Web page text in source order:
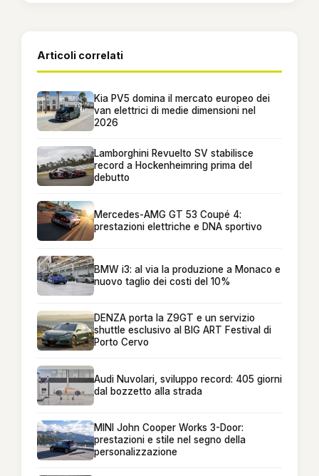
Articoli correlati
Kia PV5 domina il mercato europeo dei
van elettrici di medie dimensioni nel
2026
Lamborghini Revuelto SV stabilisce
record a Hockenheimring prima del
debutto
Mercedes-AMG GT 53 Coupé 4:
prestazioni elettriche e DNA sportivo
BMW i3: al via la produzione a Monaco e
nuovo taglio dei costi del 10%
DENZA porta la Z9GT e un servizio
shuttle esclusivo al BIG ART Festival di
Porto Cervo
Audi Nuvolari, sviluppo record: 405 giorni
dal bozzetto alla strada
MINI John Cooper Works 3-Door:
prestazioni e stile nel segno della
personalizzazione